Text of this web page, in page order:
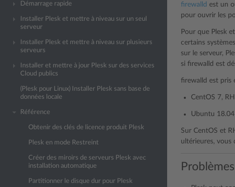
Démarrage rapide
Installer Plesk et mettre à niveau sur un seul
serveur
Installer Plesk et mettre à niveau sur plusieurs
serveurs
Installer et mettre à jour Plesk sur des services
Cloud publics
(Plesk pour Linux) Installer Plesk sans base de
données locale
Référence
Obtenir des clés de licence produit Plesk
Plesk en mode Restreint
Créer des miroirs de serveurs Plesk avec
installation automatique
Partitionner le disque dur pour Plesk
firewalld est un
pour ouvrir les
Pour que Plesk
certains
sur le serveur,
si firewalld est
firewalld est pris
CentOS 7,
Ubuntu
Sur CentOS et
ultérieures, vous